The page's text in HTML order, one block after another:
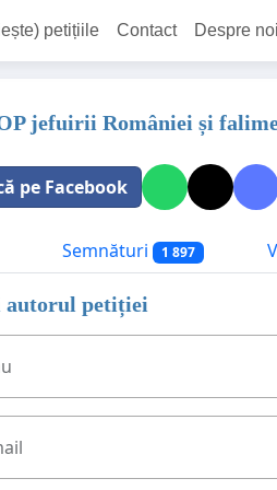
petițiile Contact Despre noi
jefuirii României și
pe Facebook
Semnături 1 897
autorul petiției